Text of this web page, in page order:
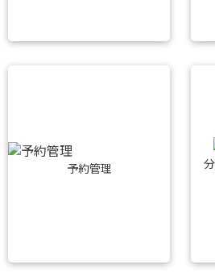
予約管理